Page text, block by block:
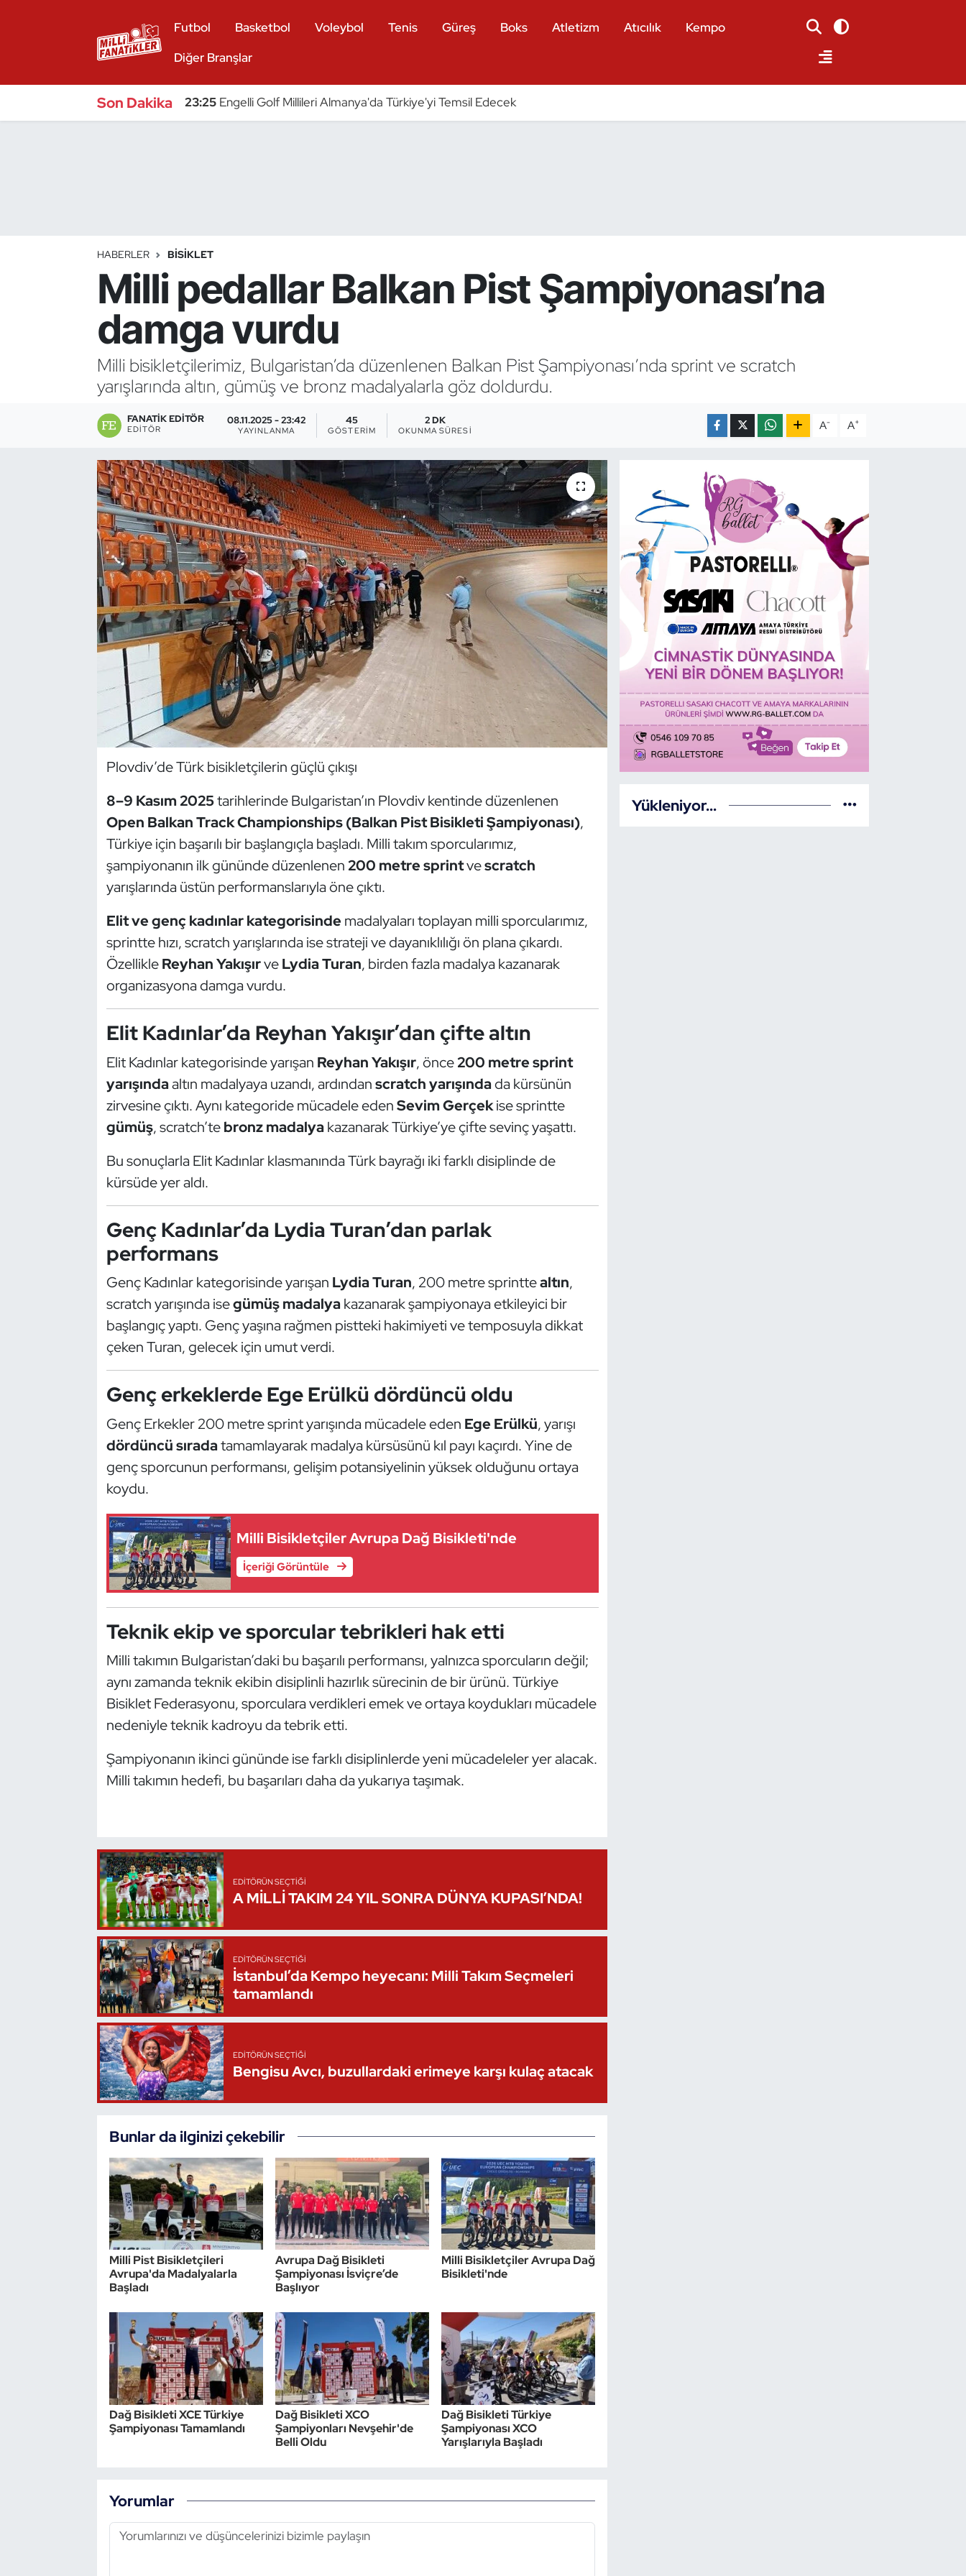
Futbol Basketbol Voleybol Tenis Güreş Boks Atletizm Atıcılık
Kempo
Diğer Branşlar
Son Dakika 23:25 Engelli Golf Millileri Almanya'da Türkiye'yi Temsil Edecek
HABERLER BISIKLET
Milli pedallar Balkan Pist Şampiyonası’na
damga vurdu
Milli bisikletçilerimiz, Bulgaristan’da düzenlenen Balkan Pist Şampiyonası’nda sprint ve scratch
yarışlarında altın, gümüş ve bronz madalyalarla göz doldurdu.
FANATIK EDITÖR
EDITÖR
08.11.2025 - 23:42
YAYINLANMA
45
GÖSTERIM
2 DK
OKUNMA SÜRESI A- A+
Plovdiv’de Türk bisikletçilerin güçlü çıkışı
8–9 Kasım 2025tarihlerinde Bulgaristan’ın Plovdiv kentinde düzenlenen
Open Balkan Track Championships (Balkan Pist Bisikleti Şampiyonası),
Türkiye için başarılı bir başlangıçla başladı. Milli takım sporcularımız,
şampiyonanın ilk gününde düzenlenen 200 metre sprintvescratch
yarışlarında üstün performanslarıyla öne çıktı.
Elit ve genç kadınlar kategorisinde madalyaları toplayan milli sporcularımız,
sprintte hızı, scratch yarışlarında ise strateji ve dayanıklılığı ön plana çıkardı.
ÖzellikleReyhan YakışırveLydia Turan, birden fazla madalya kazanarak
organizasyona damga vurdu.
Elit Kadınlar’da Reyhan Yakışır’dan çifte altın
Elit Kadınlar kategorisinde yarışan Reyhan Yakışır, önce200 metre sprint
yarışındaaltın madalyaya uzandı, ardındanscratch yarışındada kürsünün
zirvesine çıktı. Aynı kategoride mücadele edenSevim Gerçekise sprintte
gümüş, scratch’tebronz madalyakazanarak Türkiye’ye çifte sevinç yaşattı.
Bu sonuçlarla Elit Kadınlar klasmanında Türk bayrağı iki farklı disiplinde de
kürsüde yer aldı.
Genç Kadınlar’da Lydia Turan’dan parlak
performans
Genç Kadınlar kategorisinde yarışan Lydia Turan, 200 metre sprinttealtın,
scratch yarışında isegümüş madalyakazanarak şampiyonaya etkileyici bir
başlangıç yaptı. Genç yaşına rağmen pistteki hakimiyeti ve temposuyla dikkat
çeken Turan, gelecek için umut verdi.
Genç erkeklerde Ege Erülkü dördüncü oldu
Genç Erkekler 200 metre sprint yarışında mücadele eden Ege Erülkü, yarışı
dördüncü sıradatamamlayarak madalya kürsüsünü kıl payı kaçırdı. Yine de
genç sporcunun performansı, gelişim potansiyelinin yüksek olduğunu ortaya
koydu.
Milli Bisikletçiler Avrupa Dağ Bisikleti'nde
İçeriği Görüntüle
Teknik ekip ve sporcular tebrikleri hak etti
Milli takımın Bulgaristan’daki bu başarılı performansı, yalnızca sporcuların değil;
aynı zamanda teknik ekibin disiplinli hazırlık sürecinin de bir ürünü. Türkiye
Bisiklet Federasyonu, sporculara verdikleri emek ve ortaya koydukları mücadele
nedeniyle teknik kadroyu da tebrik etti.
Şampiyonanın ikinci gününde ise farklı disiplinlerde yeni mücadeleler yer alacak.
Milli takımın hedefi, bu başarıları daha da yukarıya taşımak.
EDITÖRÜN SEÇTIĞI
A MİLLİ TAKIM 24 YIL SONRA DÜNYA KUPASI’NDA!
EDITÖRÜN SEÇTIĞI
İstanbul’da Kempo heyecanı: Milli Takım Seçmeleri
tamamlandı
EDITÖRÜN SEÇTIĞI
Bengisu Avcı, buzullardaki erimeye karşı kulaç atacak
Bunlar da ilginizi çekebilir
Milli Pist Bisikletçileri
Avrupa'da Madalyalarla
Başladı
Avrupa Dağ Bisikleti
Şampiyonası İsviçre’de
Başlıyor
Milli Bisikletçiler Avrupa Dağ
Bisikleti'nde
Dağ Bisikleti XCE Türkiye
Şampiyonası Tamamlandı
Dağ Bisikleti XCO
Şampiyonları Nevşehir'de
Belli Oldu
Dağ Bisikleti Türkiye
Şampiyonası XCO
Yarışlarıyla Başladı
Yorumlar
Yükleniyor...
Bocce Bowling Dart
Buz Hokeyi
Buz Pateni
Çim Hokeyi
Dövüş Sanatı
Hava Sporları
İşitme Engelli Sporcular
Judo ve Kuraş
Kano ve Rafting
Modern Pentatlon
Motor Sporları
Oryantiring
Özel Sporcular
Sualtı Sporları
Vücut Geliştirme Fitness
Wushu Kungfu